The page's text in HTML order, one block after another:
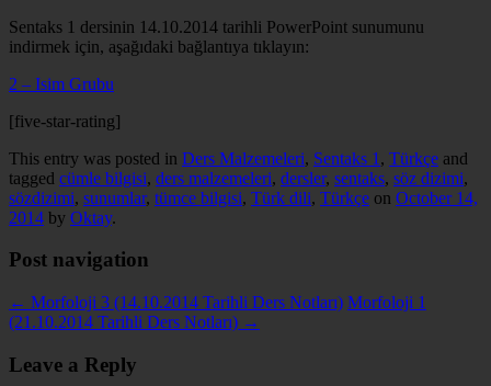
Sentaks 1 dersinin 14.10.2014 tarihli PowerPoint sunumunu
indirmek için, aşağıdaki bağlantıya tıklayın:
2 – Isim Grubu
[five-star-rating]
This entry was posted in Ders Malzemeleri, Sentaks 1 , Türkçe and
tagged cümle bilgisi, ders malzemeleri, dersler, sentaks, söz dizimi,
sözdizimi, sunumlar, tümce bilgisi, Türk dili, Türkçe on October 14,
2014 by Oktay.
Post navigation
← Morfoloji 3 (14.10.2014 Tarihli Ders Notları) Morfoloji 1
(21.10.2014 Tarihli Ders Notları) →
Leave a Reply